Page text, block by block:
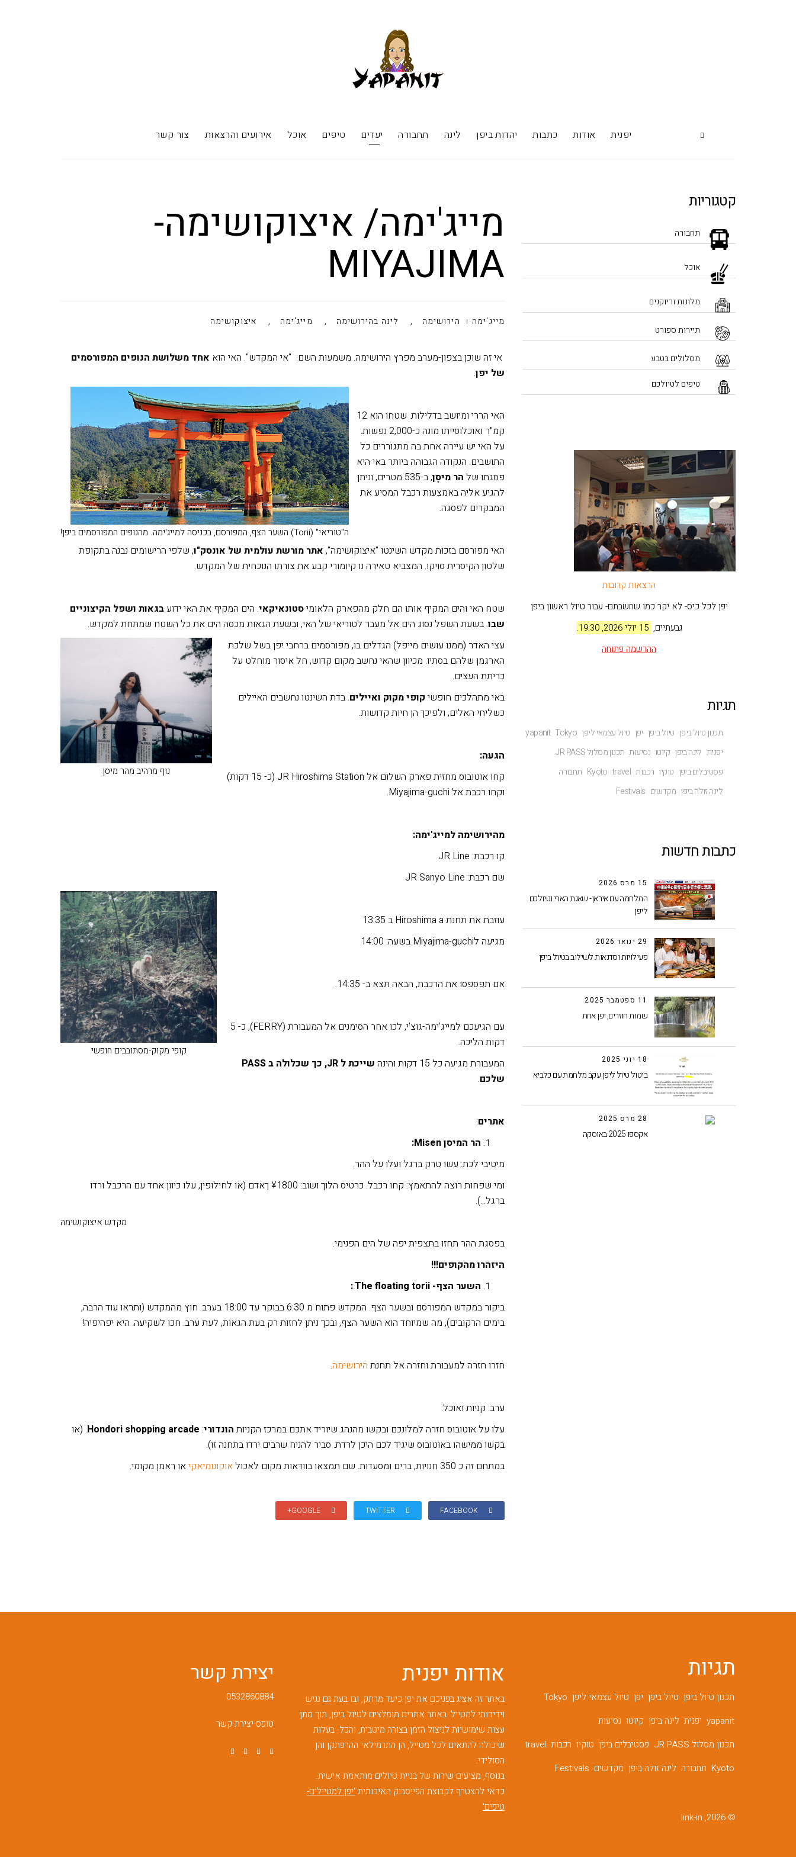
יפנית אודות כתבות יהדות ביפן לינה תחבורה יעדים טיפים אוכל אירועים והרצאות צור קשר
קטגוריות
תחבורה
אוכל
מלונות וריוקנים
תיירות ספורט
מסלולים בטבע
טיפים לטיולכם
הרצאות קרובות
יפן לכל כיס- לא יקר כמו שחשבתם- עבור טיול ראשון ביפן
גבעתיים, 15 יולי 2026, 19:30.
ההרשמה פתוחה
תגיות
תכנון טיול ביפן טיול ביפן יפן טיול עצמאי ליפן Tokyo
yapanit
יפנית לינה ביפן קיוטו נסיעות תכנון מסלול JR PASS
פסטיבלים ביפן טוקיו רכבות travel
Kyoto תחבורה
לינה זולה ביפן מקדשים Festivals
כתבות חדשות
15 מרס 2026
המלחמה עם איראן- שאגת הארי וטיולכם
ליפן
29 ינואר 2026
פעילויות וסדנאות לשילוב בטיול ביפן
11 ספטמבר 2025
שמות חוזרים, יפן אחת
18 יוני 2025
ביטול טיול ליפן עקב מלחמת עם כלביא
28 מרס 2025
אקספו 2025 באוסקה
מייג'ימה/ איצוקושימה-
MIYAJIMA
מייג'ימה הירושימה , לינה בהירושימה , מייג'ימה , איצוקושימה
אי זה שוכן בצפון-מערב מפרץ הירושימה. משמעות השם: "אי המקדש". האי הוא אחד משלושת הנופים המפורסמים
של יפן.
ה"טוריאי" (Torii) השער הצף, המפורסם, בכניסה למייג'ימה. מהנופים המפורסמים ביפן!
האי הררי ומיושב בדלילות. שטחו הוא 12
קמ"ר ואוכלוסייתו מונה כ-2,000 נפשות.
על האי יש עיירה אחת בה מתגוררים כל
התושבים. הנקודה הגבוהה ביותר באי היא
פסגתו של הר מיסֶן
, ב-535 מטרים, וניתן
להגיע אליה באמצעות רכבל המסיע את
המבקרים לפסגה.
האי מפורסם בזכות מקדש השינטו "איצוקושימה", אתר מורשת עולמית של אונסק"ו, שלפי הרישומים נבנה בתקופת
שלטון הקיסרית סויקו. המצביא טאירה נו קיומורי קבע את צורתו הנוכחית של המקדש.
שטח האי והים המקיף אותו הם חלק מהפארק הלאומיסטונאיקאי. הים המקיף את האי ידוע בגאות ושפל הקיצוניים
שבו. בשעת השפל נסוג הים אל מעבר לטוריאי של האי, ובשעת הגאות מכסה הים את כל השטח שמתחת למקדש.
נוף מרהיב מהר מיסן
עצי האדר (ממנו עושים מייפל) הגדלים בו, מפורסמים ברחבי יפן בשל שלכת
הארגמן שלהם בסתיו. מכיוון שהאי נחשב מקום קדוש, חל איסור מוחלט על
כריתת העצים.
באי מתהלכים חופשי קופי מקוק ואיילים. בדת השינטו נחשבים האיילים
כשליחי האלים, ולפיכך הן חיות קדושות.
הגעה:
קחו אוטובוס מחזית פארק השלום אל JR Hiroshima Station (כ- 15 דקות)
וקחו רכבת אל Miyajima-guchi.
מהירושימה למייג'ימה:
קו רכבת: JR Line
שם רכבת: JR Sanyo Line
קופי מקוק-מסתובבים חופשי
עוזבת את תחנת Hiroshima a ב 13:35
מגיעה לMiyajima-guchi בשעה: 14:00
אם תפספסו את הרכבת, הבאה תצא ב- 14:35.
עם הגיעכם למייג'ימה-גוצ'י, לכו אחר הסימנים אל המעבורת (FERRY), כ- 5
דקות הליכה.
המעבורת מגיעה כל 15 דקות והינה
שייכת ל JR, כך שכלולה בPASS
שלכם.
אתרים:
הר המיסןMisen
:
מיטיבי לכת: עשו טרק ברגל ועלו על ההר.
ומי שפחות רוצה להתאמץ: קחו רכבל. כרטיס הלוך ושוב: ¥1800 ךאדם (או לחילופין, עלו כיוון אחד עם הרכבל ורדו
ברגל...).
מקדש איצוקושימה
בפסגת ההר תחזו בתצפית יפה של הים הפנימי.
היזהרו מהקופים!!!
השער הצף- The floating torii
:
:
ביקור במקדש המפורסם ובשער הצף. המקדש פתוח מ 6:30 בבוקר עד 18:00 בערב. חוץ מהמקדש (ותראו עוד הרבה,
בימים הרקובים), מה שמיוחד הוא השער הצף, ובכך ניתן לחזות רק בעת הגאות, לעת ערב. חכו לשקיעה. היא יפהיפיה!
חזרו חזרה למעבורת וחזרה אל תחנת הירושימה.
ערב: קניות ואוכל:
עלו על אוטובוס חזרה למלונכם ובקשו מהנהג שיוריד אתכם במרכז הקניות הונדורי:
Hondori shopping arcade. (או
בקשו ממישהו באוטובוס שיגיד לכם היכן לרדת. סביר להניח שרבים ירדו בתחנה זו).
במתחם זה כ 350 חנויות, ברים ומסעדות. שם תמצאו בוודאות מקום לאכול
אוקונומיאקיאו ראמן מקומי.
FACEBOOK
TWITTER
GOOGLE+
תגיות
תכנון טיול ביפן טיול ביפן יפן טיול עצמאי ליפן Tokyo
yapanit יפנית לינה ביפן קיוטו נסיעות
תכנון מסלול JR PASS
פסטיבלים ביפן טוקיו רכבות travel
Kyoto תחבורה לינה זולה ביפן מקדשים Festivals
© 2026, link-in
אודות יפנית
באתר זה אציג בפניכם את יפן כיעד מרתק, ובו בעת גם נגיש
וידידותי למטייל: באתר אתרים מומלצים לטיול ביפן, תוך מתן
עצות שימושיות לניצול הזמן בצורה מיטבית, והכל- בעלות
שיכולה להתאים לכל מטייל, הן התרמילאי ההרפתקן והן
הסולידי.
בנוסף, מציעים שירות של בניית טיולים מותאמת אישית.
כדאי להצטרף לקבוצת הפייסבוק האיכותית 'יפן למטיילים-
טיפים'
יצירת קשר
0532860884
טופס יצירת קשר